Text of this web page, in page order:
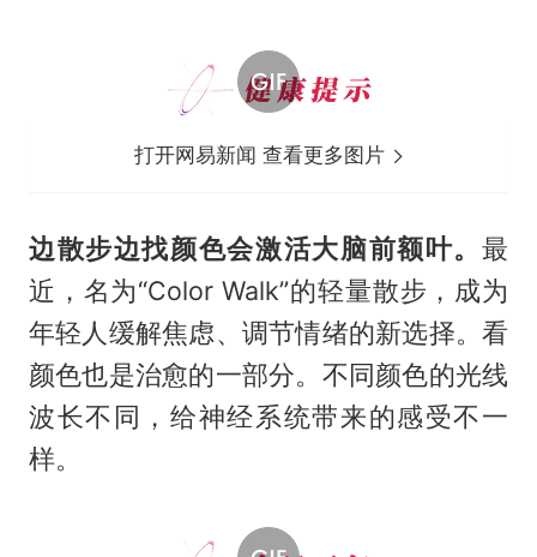
打开网易新闻 查看更多图片
边散步边找颜色会激活大脑前额叶。最
近，名为“Color Walk”的轻量散步，成为
年轻人缓解焦虑、调节情绪的新选择。看
颜色也是治愈的一部分。不同颜色的光线
波长不同，给神经系统带来的感受不一
样。